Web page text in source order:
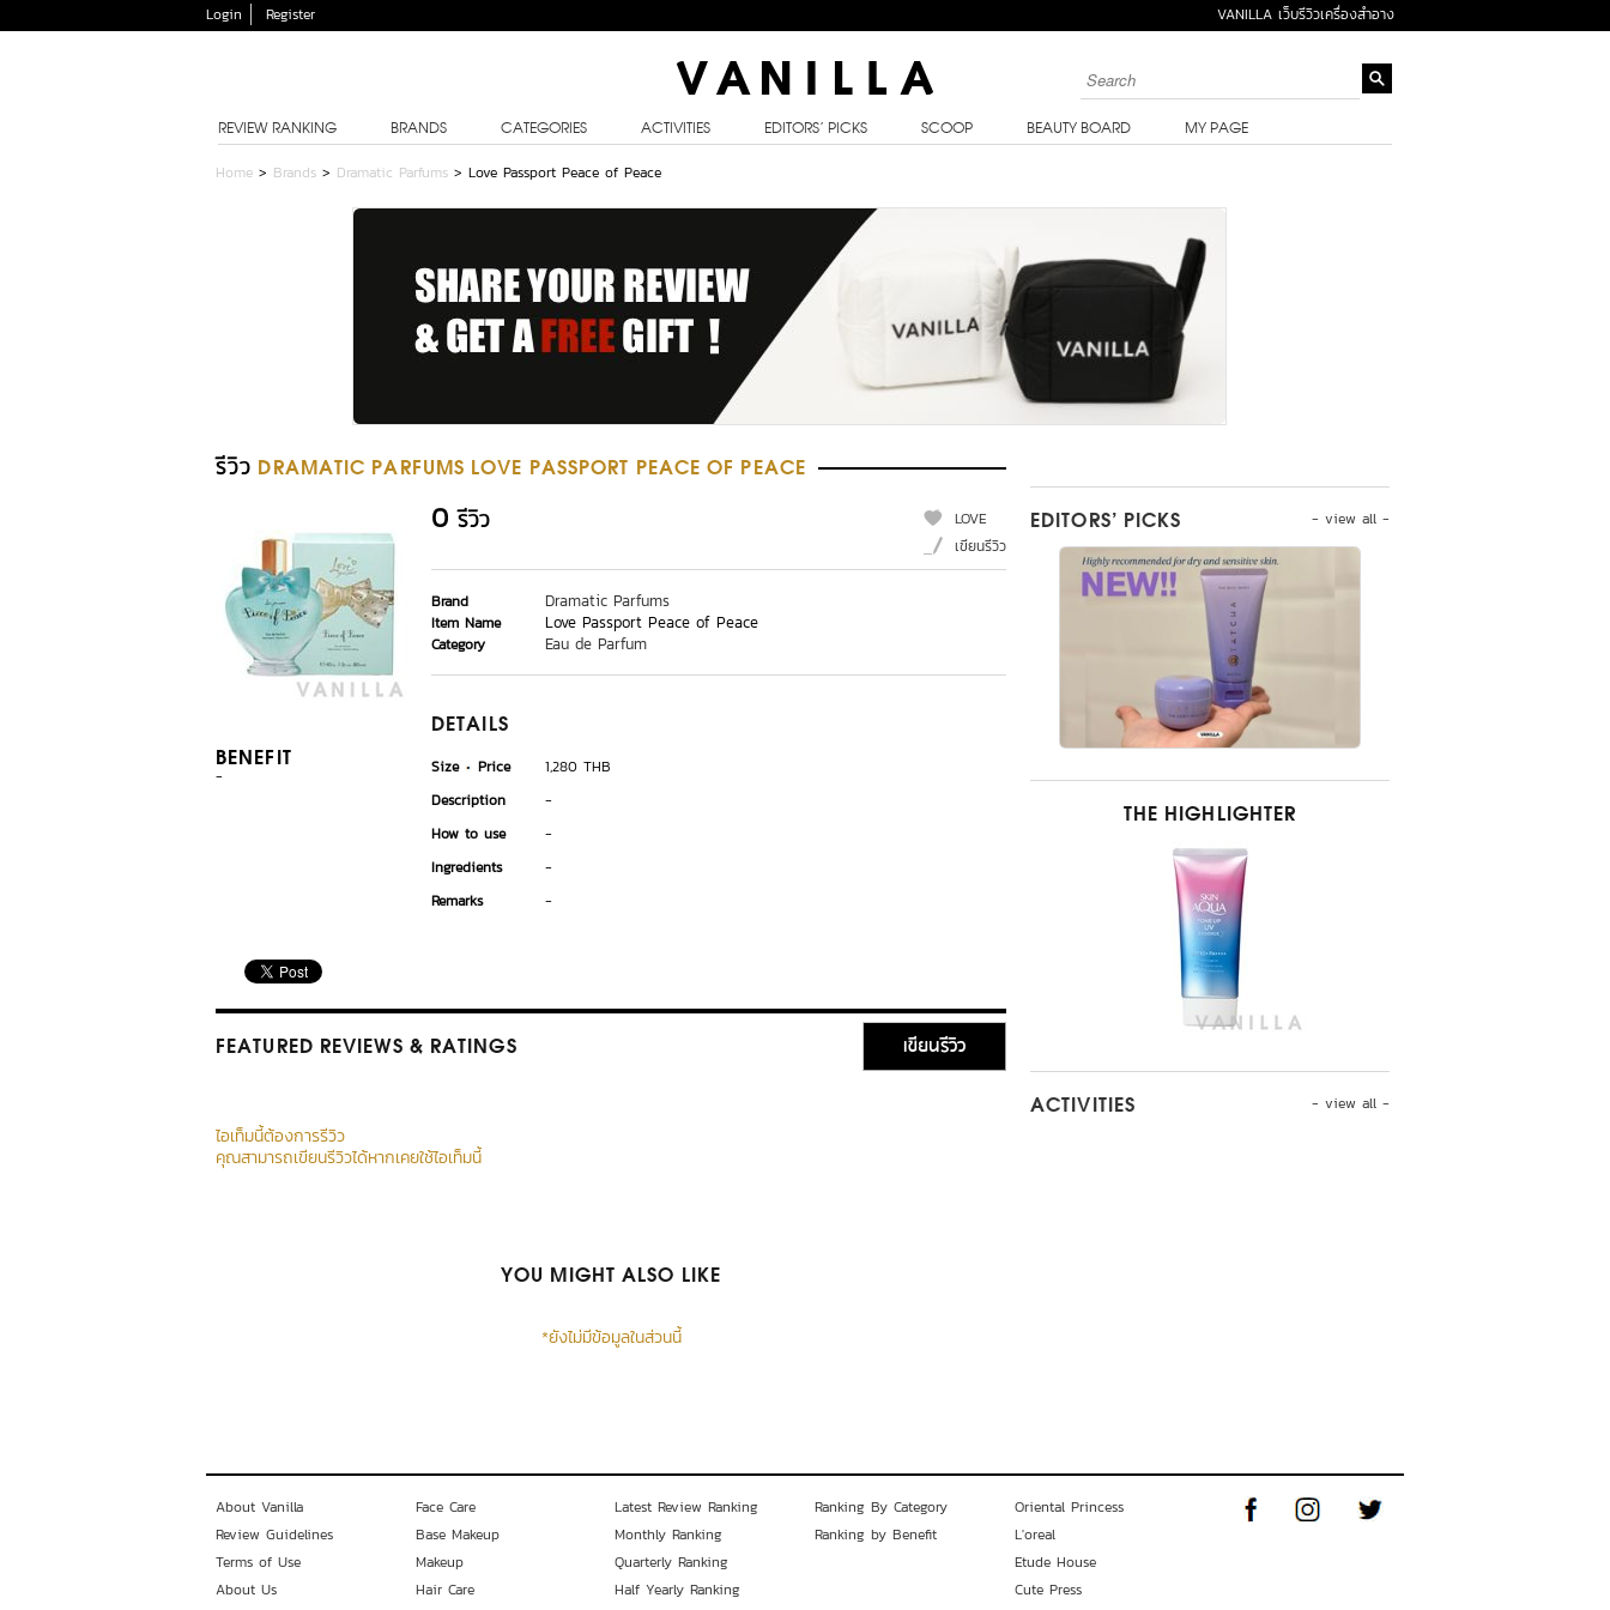
Login Register VANILLA เว็บรีวิวเครื่องสำอาง
REVIEW RANKING BRANDS CATEGORIES ACTIVITIES EDITORS’ PICKS SCOOP BEAUTY BOARD MY PAGE
Home > Brands > Dramatic Parfums > Love Passport Peace of Peace
รีวิว DRAMATIC PARFUMS LOVE PASSPORT PEACE OF PEACE
BENEFIT
-
0 รีวิว
LOVE
เขียนรีวิว
Brand Dramatic Parfums
Item Name Love Passport Peace of Peace
Category Eau de Parfum
DETAILS
Size Price
1,280 THB
Description
-
How to use
-
Ingredients
-
Remarks
-
FEATURED REVIEWS & RATINGS เขียนรีวิว
ไอเท็มนี้ต้องการรีวิว
คุณสามารถเขียนรีวิวได้หากเคยใช้ไอเท็มนี้
YOU MIGHT ALSO LIKE
*ยังไม่มีข้อมูลในส่วนนี้
- view all -
EDITORS’ PICKS
THE HIGHLIGHTER
- view all -
ACTIVITIES
About Vanilla
Review Guidelines
Terms of Use
About Us
Face Care
Base Makeup
Makeup
Hair Care
Latest Review Ranking
Monthly Ranking
Quarterly Ranking
Half Yearly Ranking
Ranking By Category
Ranking by Benefit
Oriental Princess
L'oreal
Etude House
Cute Press